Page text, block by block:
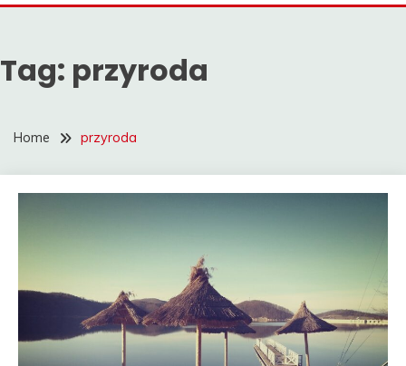
Tag: przyroda
Home przyroda